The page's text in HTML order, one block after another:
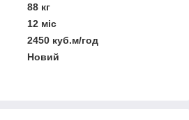
88 кг
12 міс
2450 куб.м/год
Новий